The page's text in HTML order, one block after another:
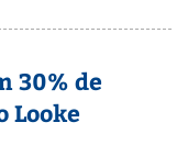
30% de
Looke